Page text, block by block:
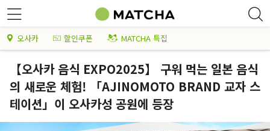
오사카 할인쿠폰 MATCHA 특집
【오사카 음식 EXPO2025】 구워 먹는 일본 음식
의 새로운 체험! 「AJINOMOTO BRAND 교자 스
테이션」이 오사카성 공원에 등장